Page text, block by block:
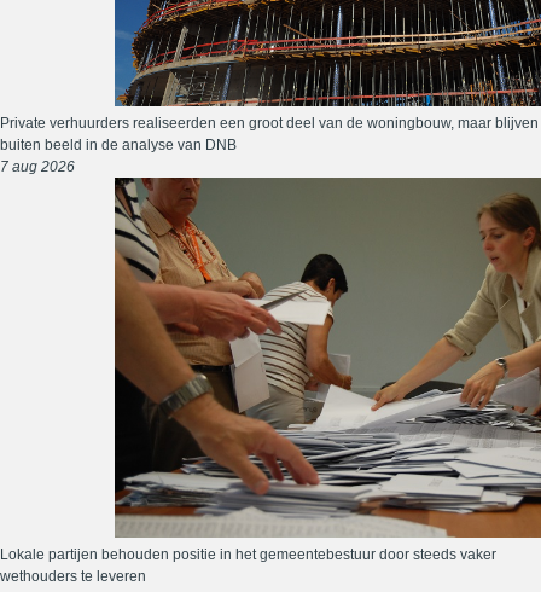
Private verhuurders realiseerden een groot deel van de woningbouw, maar blijven
buiten beeld in de analyse van DNB
7 aug 2026
Lokale partijen behouden positie in het gemeentebestuur door steeds vaker
wethouders te leveren